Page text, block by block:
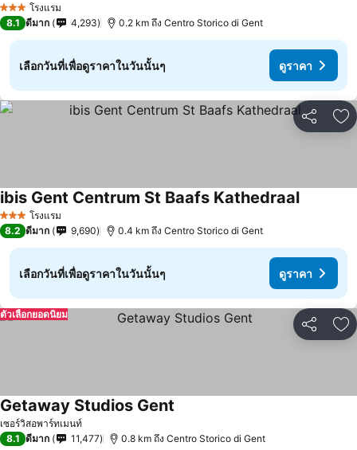
3 ดาว โรงแรม
8.1 ดีมาก 4,293 0.2 km ถึง Centro Storico di Gent
เลือกวันที่เพื่อดูราคาในวันนั้นๆ ดูราคา
แชร์ เ
3 ดาว โรงแรม
ibis Gent Centrum St Baafs Kathedraal
8.2 ดีมาก 9,690 0.4 km ถึง Centro Storico di Gent
เลือกวันที่เพื่อดูราคาในวันนั้นๆ ดูราคา
แชร์ เ
ตัวเลือกยอดนิยม
เซอร์วิสอพาร์ทเมนท์
Getaway Studios Gent
8.1 ดีมาก 11,477 0.8 km ถึง Centro Storico di Gent